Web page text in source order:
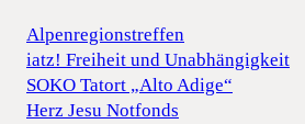
Alpenregionstreffen
iatz! Freiheit und Unabhängigkeit
SOKO Tatort „Alto Adige“
Herz Jesu Notfonds